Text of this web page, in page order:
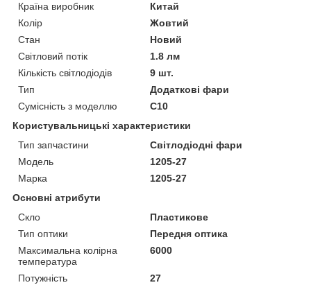
Країна виробник
Китай
Колір
Жовтий
Стан
Новий
Світловий потік
1.8 лм
Кількість світлодіодів
9 шт.
Тип
Додаткові фари
Сумісність з моделлю
C10
Користувальницькі характеристики
Тип запчастини
Світлодіодні фари
Модель
1205-27
Марка
1205-27
Основні атрибути
Скло
Пластикове
Тип оптики
Передня оптика
Максимальна колірна
температура
6000
Потужність 27